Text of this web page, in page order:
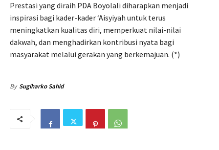
Prestasi yang diraih PDA Boyolali diharapkan menjadi
inspirasi bagi kader-kader ‘Aisyiyah untuk terus
meningkatkan kualitas diri, memperkuat nilai-nilai
dakwah, dan menghadirkan kontribusi nyata bagi
masyarakat melalui gerakan yang berkemajuan. (*)
By Sugiharko Sahid